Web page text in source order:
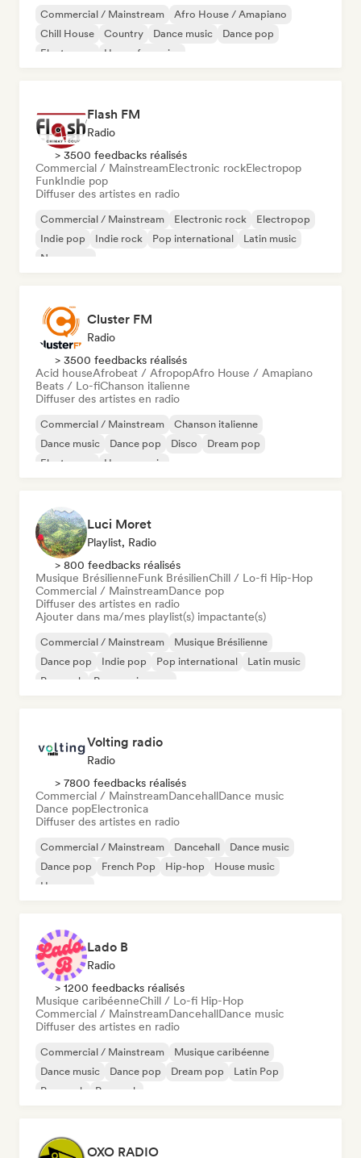
Commercial / Mainstream
Afro House / Amapiano
Chill House
Country Dance music
Dance pop
Electropop
House française
Flash FM
Radio
> 3500 feedbacks réalisés
Commercial / MainstreamElectronic rockElectropop
FunkIndie pop
Diffuser des artistes en radio
Commercial / Mainstream Electronic rock
Electropop
Indie pop
Indie rock Pop international
Latin music
New wave
Cluster FM
Radio
> 3500 feedbacks réalisés
Acid houseAfrobeat / AfropopAfro House / Amapiano
Beats / Lo-fiChanson italienne
Diffuser des artistes en radio
Commercial / Mainstream
Chanson italienne
Dance music
Dance pop Disco
Dream pop
Electropop
House music
Luci Moret
Playlist, Radio
> 800 feedbacks réalisés
Musique BrésilienneFunk BrésilienChill / Lo-fi Hip-Hop
Commercial / MainstreamDance pop
Diffuser des artistes en radio
Ajouter dans ma/mes playlist(s) impactante(s)
Commercial / Mainstream
Musique Brésilienne
Dance pop
Indie pop Pop international
Latin music
Pop rock
Progressive pop
Volting radio
Radio
> 7800 feedbacks réalisés
Commercial / MainstreamDancehallDance music
Dance popElectronica
Diffuser des artistes en radio
Commercial / Mainstream Dancehall
Dance music
Dance pop
French Pop Hip-hop
House music
Hyperpop
Lado B
Radio
> 1200 feedbacks réalisés
Musique caribéenneChill / Lo-fi Hip-Hop
Commercial / MainstreamDancehallDance music
Diffuser des artistes en radio
Commercial / Mainstream
Musique caribéenne
Dance music
Dance pop Dream pop
Latin Pop
Pop punk
Pop rock
OXO RADIO